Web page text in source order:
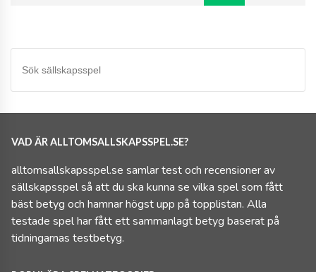
VAD ÄR ALLTOMSALLSKAPSSPEL.SE?
alltomsallskapsspel.se samlar test och recensioner av
sällskapsspel så att du ska kunna se vilka spel som fått
bäst betyg och hamnar högst upp på topplistan. Alla
testade spel har fått ett sammanlagt betyg baserat på
tidningarnas testbetyg.